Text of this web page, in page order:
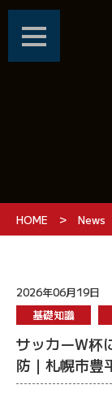
HOME > News
2026年06月19日
基礎知識
サッカーW杯
防｜札幌市豊